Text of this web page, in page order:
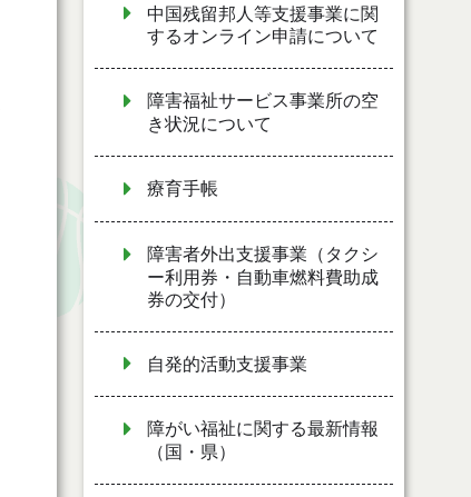
中国残留邦人等支援事業に関
するオンライン申請について
障害福祉サービス事業所の空
き状況について
療育手帳
障害者外出支援事業（タクシ
ー利用券・自動車燃料費助成
券の交付）
自発的活動支援事業
障がい福祉に関する最新情報
（国・県）